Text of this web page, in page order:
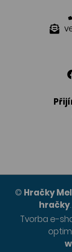
© Hračky
hračky.
Tvorba e-